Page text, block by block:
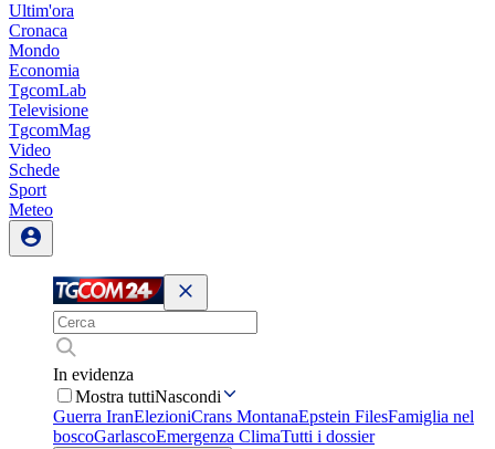
Ultim'ora
Cronaca
Mondo
Economia
TgcomLab
Televisione
TgcomMag
Video
Schede
Sport
Meteo
In evidenza
Mostra tuttiNascondi
Guerra IranElezioniCrans MontanaEpstein FilesFamiglia nel
boscoGarlascoEmergenza ClimaTutti i dossier